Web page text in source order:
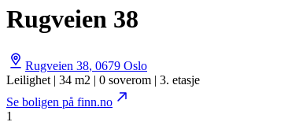
Rugveien 38
Rugveien 38, 0679 Oslo
Leilighet | 34 m2 | 0 soverom | 3. etasje
Se boligen på finn.no
1